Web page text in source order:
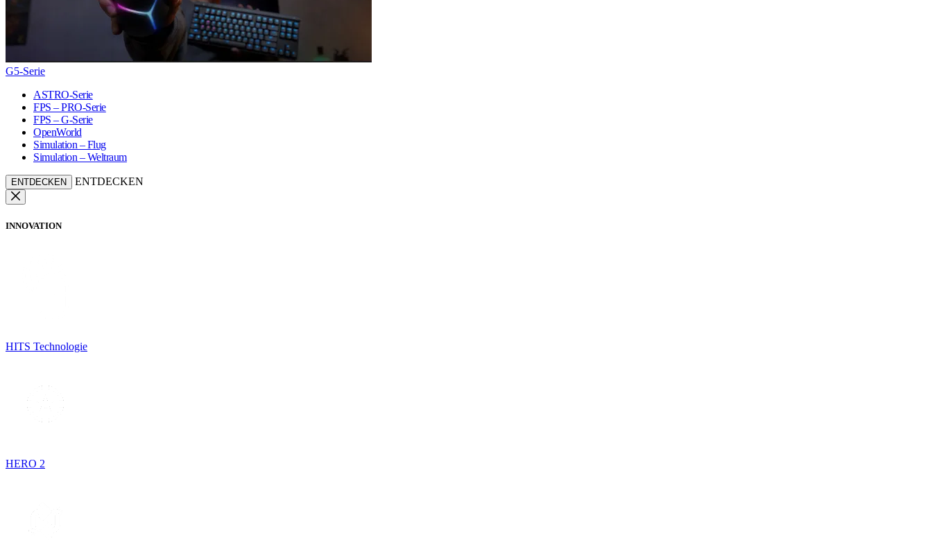
G5-Serie
ASTRO-Serie
FPS – PRO-Serie
FPS – G-Serie
OpenWorld
Simulation – Flug
Simulation – Weltraum
ENTDECKEN ENTDECKEN
INNOVATION
HITS Technologie
HERO 2